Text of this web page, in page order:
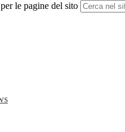
le pagine del sito